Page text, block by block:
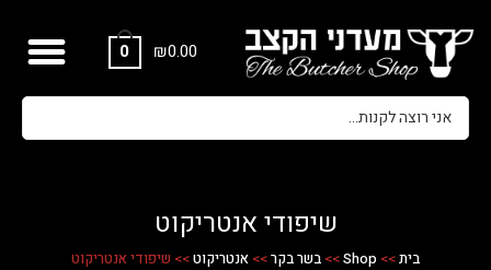
₪0.00
0
שיפודי אנטריקוט
בית>>
Shop
>> בשר בקר>> אנטריקוט>> שיפודי אנטריקוט